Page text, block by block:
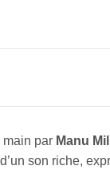
main par Manu
son riche,